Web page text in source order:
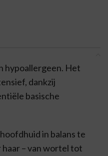
hypoallergeen. Het
dankzij
basische
in balans te
– van wortel tot